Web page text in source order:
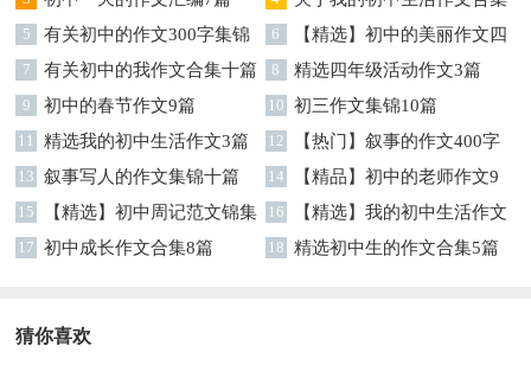
七篇
5
有关初中的作文300字集锦
七篇
6
【精选】初中的美丽作文四
篇
7 有关初中的我作文合集十篇 8 精选四年级活动作文3篇
9 初中的春节作文9篇 10 初三作文集锦10篇
11 精选我的初中生活作文3篇 12
【热门】叙事的作文400字
集锦7篇
13 叙事写人的作文集锦十篇 14
【精品】初中的老师作文9
篇
15
【精选】初中周记范文锦集
9篇
16
【精选】我的初中生活作文
汇编八篇
17 初中成长作文合集8篇 18 精选初中生的作文合集5篇
猜你喜欢